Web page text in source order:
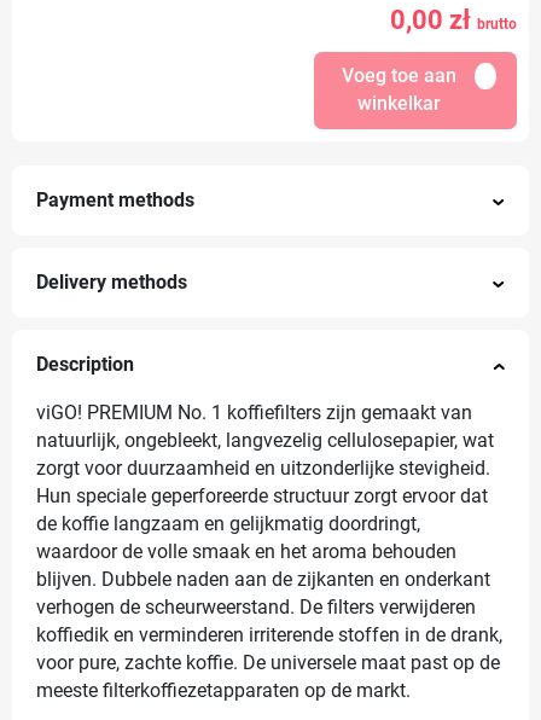
0,00 zł brutto
Voeg toe aan
winkelkar
Payment methods
Delivery methods
Description
viGO! PREMIUM No. 1 koffiefilters zijn gemaakt van
natuurlijk, ongebleekt, langvezelig cellulosepapier, wat
zorgt voor duurzaamheid en uitzonderlijke stevigheid.
Hun speciale geperforeerde structuur zorgt ervoor dat
de koffie langzaam en gelijkmatig doordringt,
waardoor de volle smaak en het aroma behouden
blijven. Dubbele naden aan de zijkanten en onderkant
verhogen de scheurweerstand. De filters verwijderen
koffiedik en verminderen irriterende stoffen in de drank,
voor pure, zachte koffie. De universele maat past op de
meeste filterkoffiezetapparaten op de markt.